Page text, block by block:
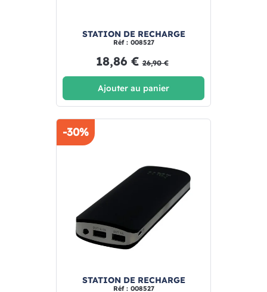
STATION DE RECHARGE
Réf : 008527
18,86 € 26,90 €
Ajouter au panier
-30%
STATION DE RECHARGE
Réf : 008527